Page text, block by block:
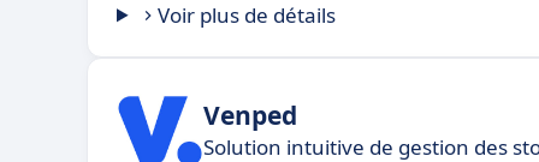
Voir plus de détails
Venped
Solution intuitive de gestion des